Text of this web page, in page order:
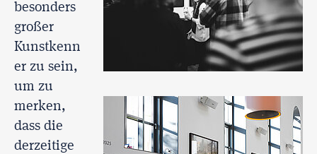
besonders
großer
Kunstkenn
er zu sein,
um zu
merken,
dass die
derzeitige